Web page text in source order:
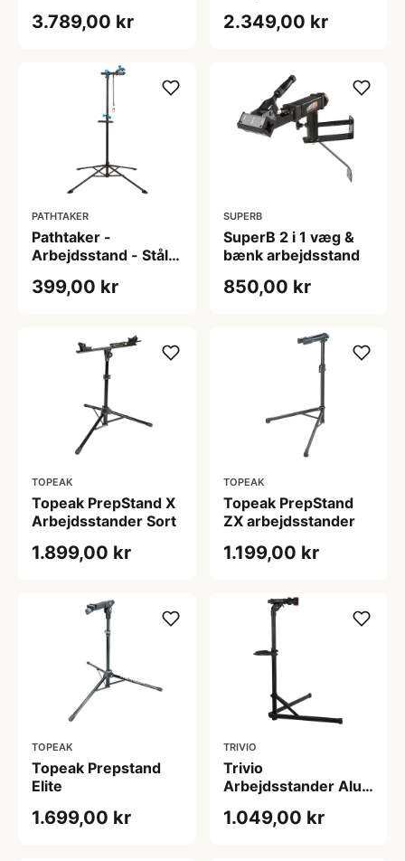
22.2
3.789,00 kr 2.349,00 kr
PATHTAKER
Pathtaker -
Arbejdsstand - Stål -
klampe - Sort
399,00 kr
SUPERB
SuperB 2 i 1 væg &
bænk arbejdsstand
850,00 kr
TOPEAK
Topeak PrepStand X
Arbejdsstander Sort
1.899,00 kr
TOPEAK
Topeak PrepStand
ZX arbejdsstander
1.199,00 kr
TOPEAK
Topeak Prepstand
Elite
1.699,00 kr
TRIVIO
Trivio
Arbejdsstander Alu
1.049,00 kr